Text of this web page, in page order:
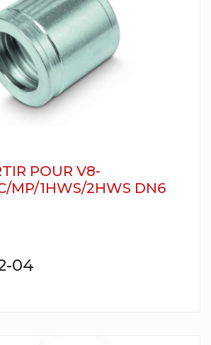
POUR V8-
MP/1HWS/2HWS DN6
04